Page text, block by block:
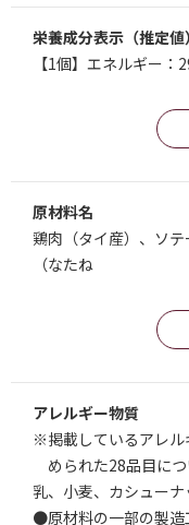
栄養成分表示（推定値）
【1個】エネルギー：
原材料名
鶏肉（タイ産）、ソ
（なたね
アレルギー物質
※掲載しているアレル
められた28品目につ
乳、小麦、カシュー
●原材料の一部の製造